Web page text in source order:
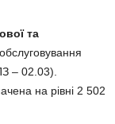
та
– 02.03).
на рівні 2 502